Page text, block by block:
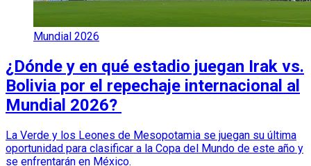
Mundial 2026
¿Dónde y en qué estadio juegan Irak vs.
Bolivia por el repechaje internacional al
Mundial 2026?
La Verde y los Leones de Mesopotamia se juegan su última
oportunidad para clasificar a la Copa del Mundo de este año y
se enfrentarán en México.